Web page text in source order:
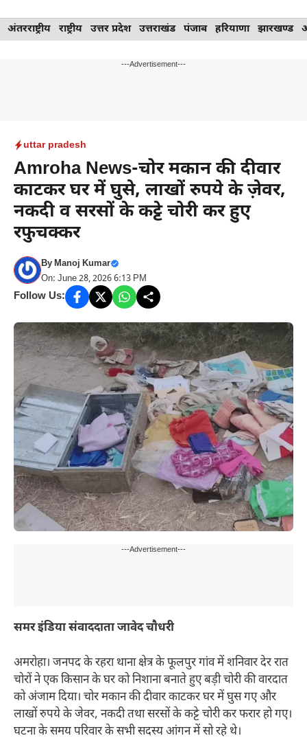
Skip
to
अंतरराष्ट्रीय राष्ट्रीय उत्तर प्रदेश उत्तराखंड पंजाब हरियाणा झारखण्ड
---Advertisement---
uttar pradesh
Amroha News-चोर मकान की दीवार
काटकर घर में घुसे, लाखों रुपये के ज़ेवर,
नकदी व सरसों के कट्टे चोरी कर हुए
रफुचक्कर
ByManoj Kumar
On: June 28, 2026 6:13 PM
Follow Us:
---Advertisement---
समर इंडिया संवाददाता जावेद चौधरी
अमरोहा। जनपद के रहरा थाना क्षेत्र के फूलपुर गांव में शनिवार देर रात
चोरों ने एक किसान के घर को निशाना बनाते हुए बड़ी चोरी की वारदात
को अंजाम दिया। चोर मकान की दीवार काटकर घर में घुस गए और
लाखों रुपये के जेवर, नकदी तथा सरसों के कट्टे चोरी कर फरार हो गए।
घटना के समय परिवार के सभी सदस्य आंगन में सो रहे थे।